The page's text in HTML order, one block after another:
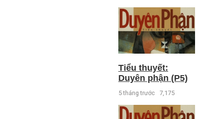
Tiểu thuyết:
Duyên phận (P5)
5 tháng trước 7,175